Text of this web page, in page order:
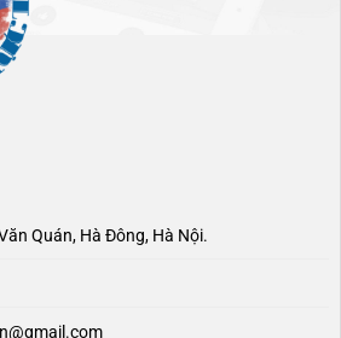
Quán, Hà Đông, Hà Nội.